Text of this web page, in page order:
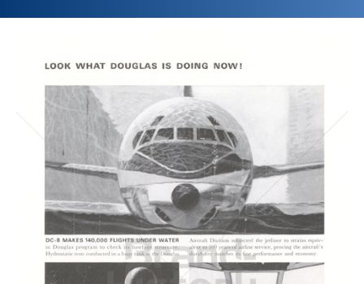
Einst und Heute
Marken
Konzerne